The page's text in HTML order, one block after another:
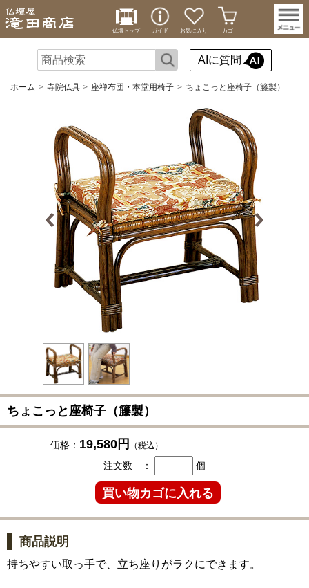
仏壇トップ ガイド お気に入り カゴ
AIに質問
ホーム 寺院仏具 座禅布団・本堂用椅子 ちょこっと座椅子（籐製）
ちょこっと座椅子（籐製）
価格： 19,580円 （税込）
注文数 ： 個
商品説明
持ちやすい取っ手で、立ち座りがラクにできます。